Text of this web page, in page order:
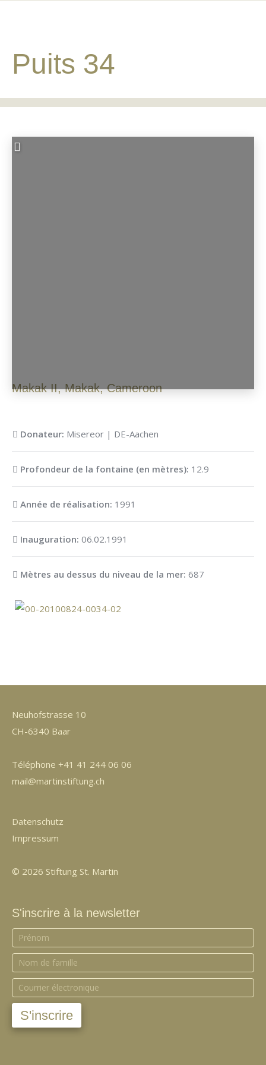
Puits 34
Makak II,Makak,Cameroon
Donateur: Misereor | DE-Aachen
Profondeur de la fontaine (en mètres): 12.9
Année de réalisation: 1991
Inauguration: 06.02.1991
Mètres au dessus du niveau de la mer: 687
Neuhofstrasse 10
CH-6340 Baar
Téléphone +41 41 244 06 06
mail@martinstiftung.ch
Datenschutz
Impressum
© 2026 Stiftung St. Martin
S'inscrire à la newsletter
S'inscrire
à
la
newsletter
S'inscrire